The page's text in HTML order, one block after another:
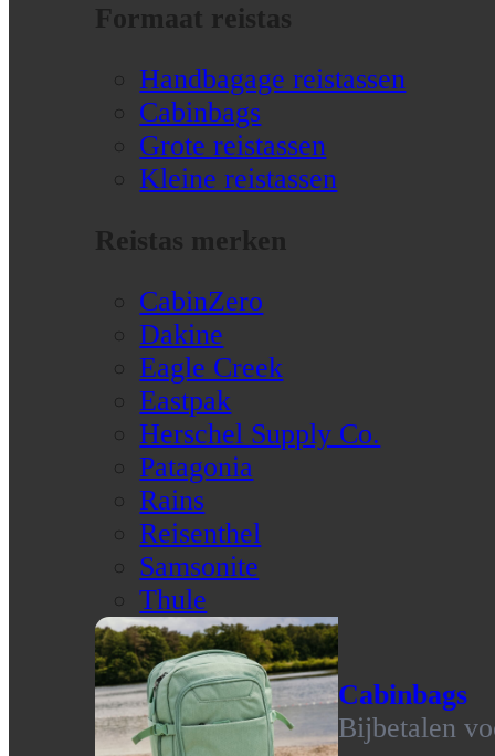
Formaat reistas
Handbagage reistassen
Cabinbags
Grote reistassen
Kleine reistassen
Reistas merken
CabinZero
Dakine
Eagle Creek
Eastpak
Herschel Supply Co.
Patagonia
Rains
Reisenthel
Samsonite
Thule
Cabinbags
Bijbetalen